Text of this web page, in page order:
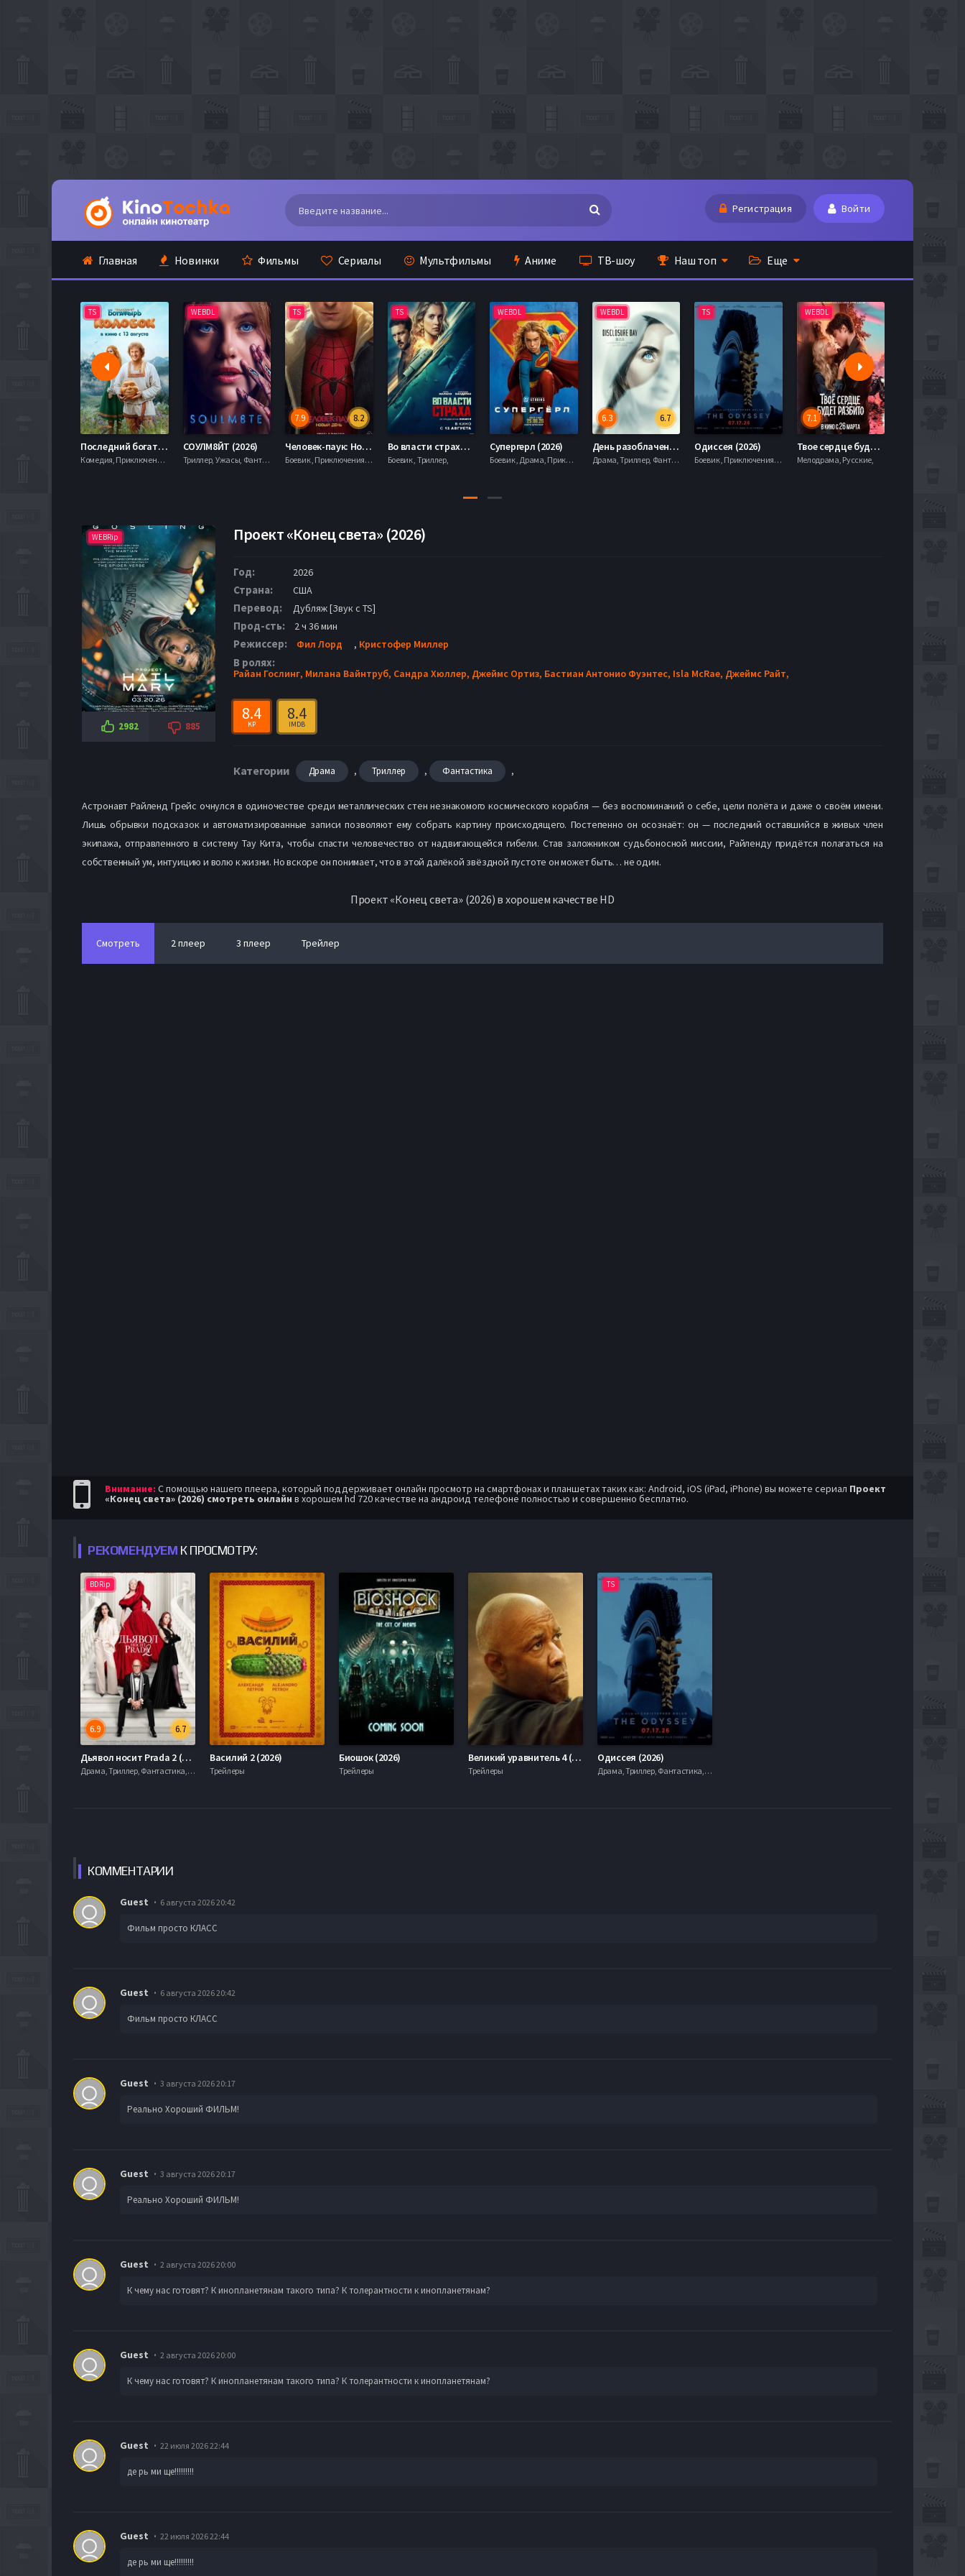
Регистрация Войти
Главная Новинки Фильмы Сериалы Мультфильмы Аниме ТВ-шоу Наш топ Еще
TS
Последний богатырь. Колобок (2026)
Комедия, Приключения, Фэнтези,
WEBDL
СОУЛМ8ЙТ (2026)
Триллер, Ужасы, Фантастика,
TS
8.2
7.9
Человек-паук: Новый день (2026)
Боевик , Приключения, Фантастика, Фэнтези,
TS
Во власти страха (2026)
Боевик , Триллер,
WEBDL
Супергерл (2026)
Боевик , Драма, Приключения, Фантастика,
WEBDL
6.7
6.3
День разоблачения (2026)
Драма, Триллер, Фантастика,
TS
Одиссея (2026)
Боевик , Приключения, Фэнтези,
WEBDL
7.1
Твое сердце будет разбито (2026)
Мелодрама, Русские,
WEBRip
2982 885
Проект «Конец света» (2026)
Год: 2026
Страна: США
Перевод: Дубляж [Звук с TS]
Прод-сть: 2 ч 36 мин
Режиссер: Фил Лорд , Кристофер Миллер
В ролях:
Райан Гослинг, Милана Вайнтруб, Сандра Хюллер, Джеймс Ортиз, Бастиан Антонио Фуэнтес, Isla McRae, Джеймс Райт,
8.4
KP
8.4
IMDB
Категории Драма , Триллер , Фантастика ,
Астронавт Райленд Грейс очнулся в одиночестве среди металлических стен незнакомого космического корабля — без воспоминаний о себе, цели полёта и даже о своём имени.
Лишь обрывки подсказок и автоматизированные записи позволяют ему собрать картину происходящего. Постепенно он осознаёт: он — последний оставшийся в живых член
экипажа, отправленного в систему Тау Кита, чтобы спасти человечество от надвигающейся гибели. Став заложником судьбоносной миссии, Райленду придётся полагаться на
собственный ум, интуицию и волю к жизни. Но вскоре он понимает, что в этой далёкой звёздной пустоте он может быть… не один.
Проект «Конец света» (2026) в хорошем качестве HD
Смотреть 2 плеер 3 плеер Трейлер
Внимание: С помощью нашего плеера, который поддерживает онлайн просмотр на смартфонах и планшетах таких как: Android, iOS (iPad, iPhone) вы можете сериал Проект
«Конец света» (2026) смотреть онлайн в хорошем hd 720 качестве на андроид телефоне полностью и совершенно бесплатно.
РЕКОМЕНДУЕМ К ПРОСМОТРУ:
BDRip
6.7
6.9
Дьявол носит Prada 2 (2026)
Драма, Триллер, Фантастика, mobilen, , Слайдер
Василий 2 (2026)
Трейлеры
Биошок (2026)
Трейлеры
Великий уравнитель 4 (2026)
Трейлеры
TS
Одиссея (2026)
Драма, Триллер, Фантастика, mobilen, , Слайдер
КОММЕНТАРИИ
Guest 6 августа 2026 20:42
Фильм просто КЛАСС
Guest 6 августа 2026 20:42
Фильм просто КЛАСС
Guest 3 августа 2026 20:17
Реально Хороший ФИЛЬМ!
Guest 3 августа 2026 20:17
Реально Хороший ФИЛЬМ!
Guest 2 августа 2026 20:00
К чему нас готовят? К инопланетянам такого типа? К толерантности к инопланетянам?
Guest 2 августа 2026 20:00
К чему нас готовят? К инопланетянам такого типа? К толерантности к инопланетянам?
Guest 22 июля 2026 22:44
де рь ми ще!!!!!!!!!
Guest 22 июля 2026 22:44
де рь ми ще!!!!!!!!!